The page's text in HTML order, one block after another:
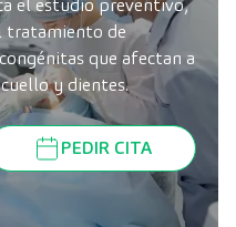
el estudio preventivo,
tratamiento de
que afectan a
y dientes.
PEDIR CITA